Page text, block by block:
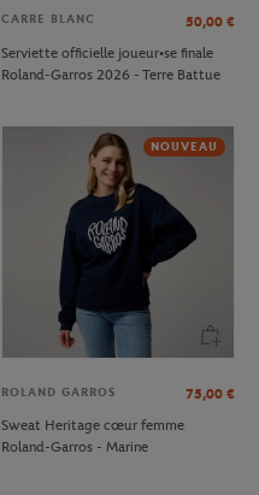
CARRE BLANC 50,00 €
Serviette officielle joueur•se finale
Roland-Garros 2026 - Terre Battue
NOUVEAU
ROLAND GARROS 75,00 €
Sweat Heritage cœur femme
Roland-Garros - Marine